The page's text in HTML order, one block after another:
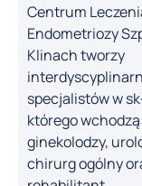
Centrum
Endometriozy
Klinach tworzy
specjalistów w
którego
ginekolodzy,
chirurg ogólny